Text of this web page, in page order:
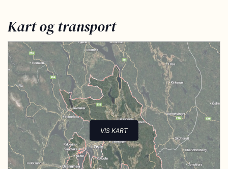
Kart og transport
VIS KART